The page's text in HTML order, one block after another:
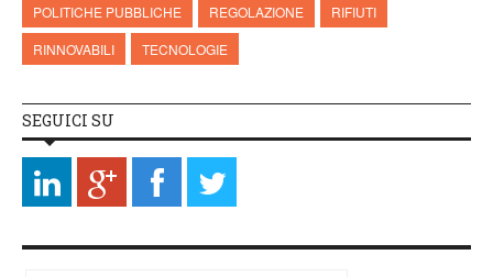
POLITICHE PUBBLICHE
REGOLAZIONE
RIFIUTI
RINNOVABILI
TECNOLOGIE
SEGUICI SU